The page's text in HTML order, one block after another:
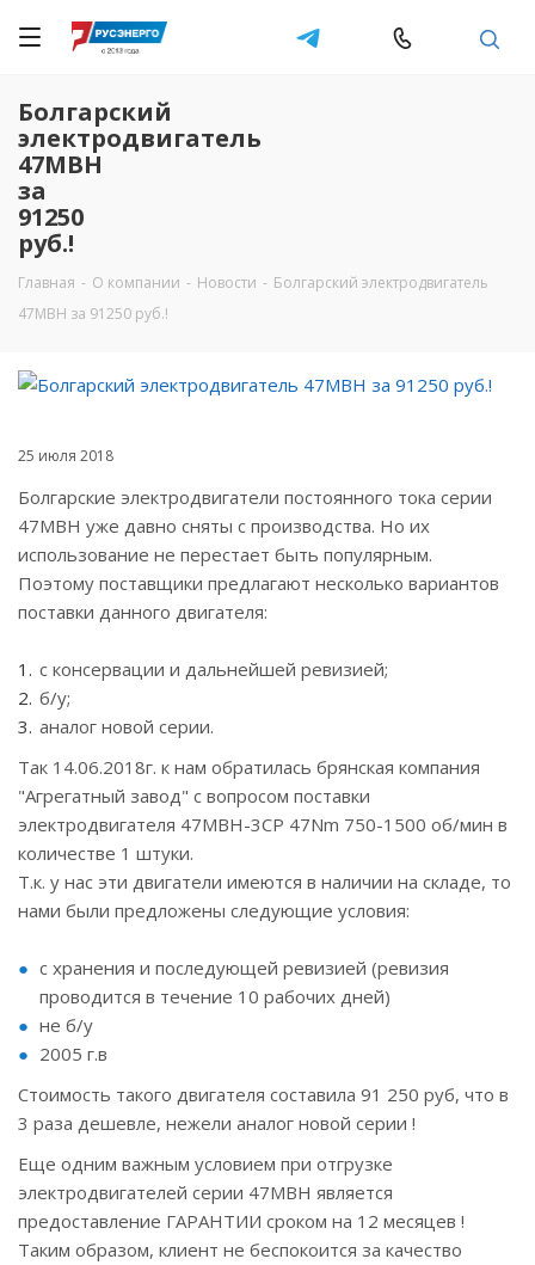
Болгарский
электродвигатель
47МВН
за
91250
руб.!
Главная - О компании - Новости - Болгарский электродвигатель
47МВН за 91250 руб.!
25 июля 2018
Болгарские электродвигатели постоянного тока серии
47МВН уже давно сняты с производства. Но их
использование не перестает быть популярным.
Поэтому поставщики предлагают несколько вариантов
поставки данного двигателя:
с консервации и дальнейшей ревизией;
б/у;
аналог новой серии.
Так 14.06.2018г. к нам обратилась брянская компания
"Агрегатный завод" с вопросом поставки
электродвигателя 47МВН-3СР 47Nm 750-1500 об/мин в
количестве 1 штуки.
Т.к. у нас эти двигатели имеются в наличии на складе, то
нами были предложены следующие условия:
с хранения и последующей ревизией (ревизия
проводится в течение 10 рабочих дней)
не б/у
2005 г.в
Стоимость такого двигателя составила 91 250 руб, что в
3 раза дешевле, нежели аналог новой серии !
Еще одним важным условием при отгрузке
электродвигателей серии 47МВН является
предоставление ГАРАНТИИ сроком на 12 месяцев !
Таким образом, клиент не беспокоится за качество